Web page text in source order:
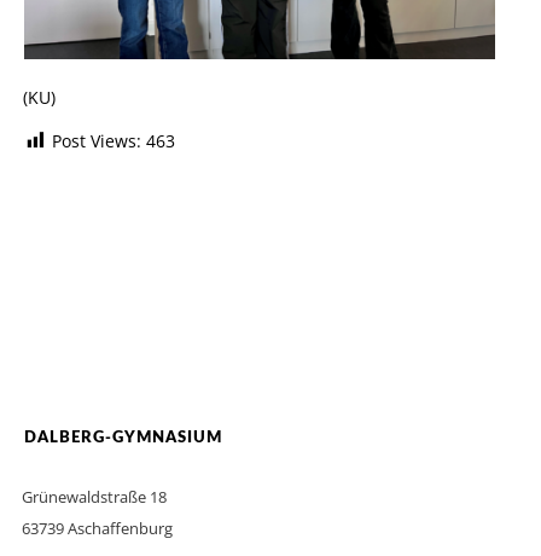
(KU)
Post Views: 463
DALBERG-GYMNASIUM
Grünewaldstraße 18
63739 Aschaffenburg